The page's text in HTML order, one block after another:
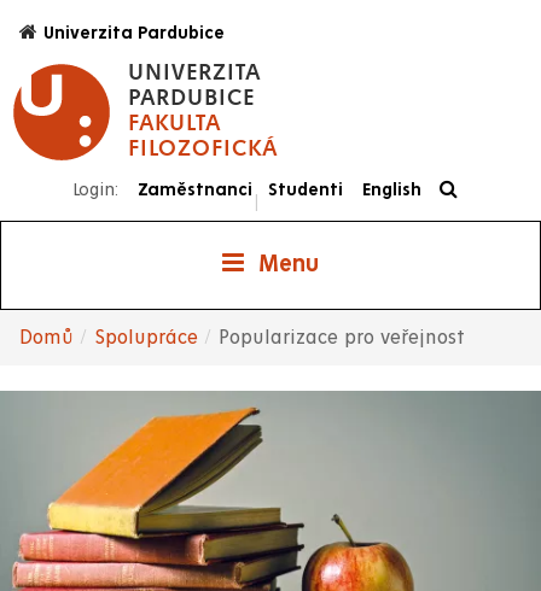
hlavnímu
obsahu
UNIVERZITA
PARDUBICE
FAKULTA
FILOZOFICKÁ
Univerzita Pardubice
Login: Zaměstnanci
|
Studenti English
Menu
navigace
Domů Spolupráce Popularizace pro veřejnost